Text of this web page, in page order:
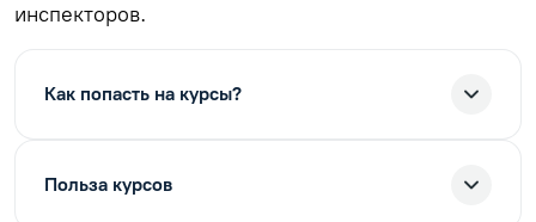
инспекторов.
Как попасть на курсы?
Польза курсов